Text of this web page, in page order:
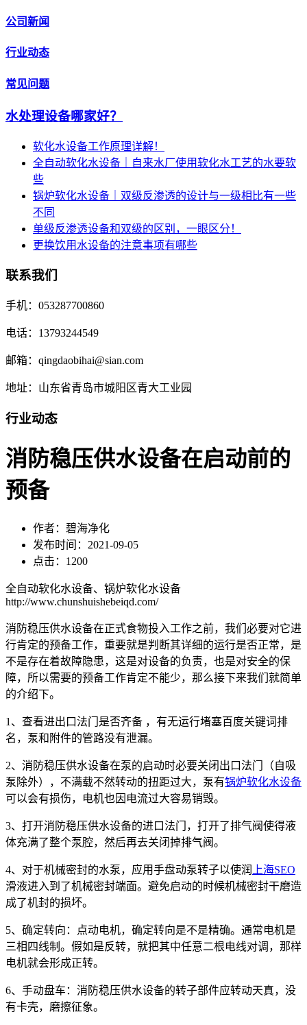
公司新闻
行业动态
常见问题
水处理设备哪家好？
软化水设备工作原理详解！
全自动软化水设备｜自来水厂使用软化水工艺的水要软
些
锅炉软化水设备｜双级反渗透的设计与一级相比有一些
不同
单级反渗透设备和双级的区别，一眼区分！
更换饮用水设备的注意事项有哪些
联系我们
手机：053287700860
电话：13793244549
邮箱：qingdaobihai@sian.com
地址：山东省青岛市城阳区青大工业园
行业动态
消防稳压供水设备在启动前的
预备
作者：碧海净化
发布时间：2021-09-05
点击：1200
全自动软化水设备、锅炉软化水设备
http://www.chunshuishebeiqd.com/
消防稳压供水设备在正式食物投入工作之前，我们必要对它进
行肯定的预备工作，重要就是判断其详细的运行是否正常，是
不是存在着故障隐患，这是对设备的负责，也是对安全的保
障，所以需要的预备工作肯定不能少，那么接下来我们就简单
的介绍下。
1、查看进出口法门是否齐备 ，有无运行堵塞百度关键词排
名，泵和附件的管路没有泄漏。
2、消防稳压供水设备在泵的启动时必要关闭出口法门（自吸
泵除外），不满载不然转动的扭距过大，泵有锅炉软化水设备
可以会有损伤，电机也因电流过大容易销毁。
3、打开消防稳压供水设备的进口法门，打开了排气阀使得液
体充满了整个泵腔，然后再去关闭掉排气阀。
4、对于机械密封的水泵，应用手盘动泵转子以使润
上海SEO
滑液进入到了机械密封端面。避免启动的时候机械密封干磨造
成了机封的损坏。
5、确定转向：点动电机，确定转向是不是精确。通常电机是
三相四线制。假如是反转，就把其中任意二根电线对调，那样
电机就会形成正转。
6、手动盘车：消防稳压供水设备的转子部件应转动天真，没
有卡壳，磨擦征象。